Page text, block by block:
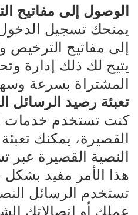
الوصول إلى مفاتيح
يمنحك تسجيل
إلى مفاتيح الترخيص
يتيح لك ذلك إدارة
المشتراة بسرعة
تعبئة رصيد الرسائل
كنت تستخدم خدمات
القصيرة، يمكنك
النصية القصيرة عبر
هذا الأمر مفيد
تستخدم الرسائل
عملك أو اتصالاتك